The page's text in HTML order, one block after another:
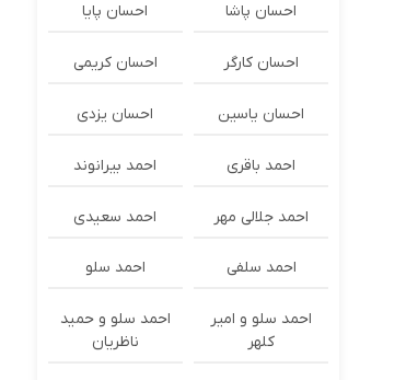
احسان پاشا احسان پایا
احسان کارگر احسان کریمی
احسان یاسین احسان یزدی
احمد باقری احمد بیرانوند
احمد جلالی مهر احمد سعیدی
احمد سلفی احمد سلو
احمد سلو و امیر
کلهر
احمد سلو و حمید
ناظریان